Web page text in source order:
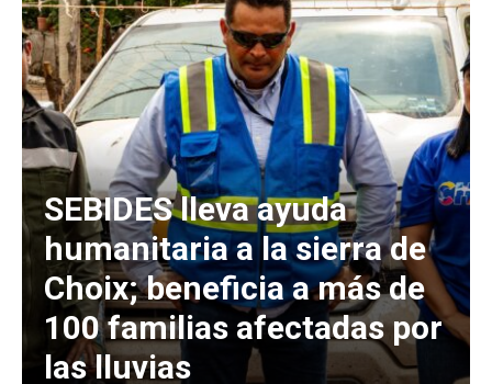
SEBIDES lleva ayuda
humanitaria a la sierra de
Choix; beneficia a más de
100 familias afectadas por
las lluvias